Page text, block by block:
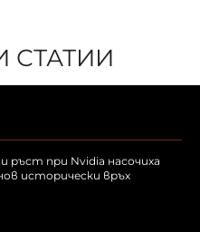
ръст при Nvidia насочиха
исторически връх